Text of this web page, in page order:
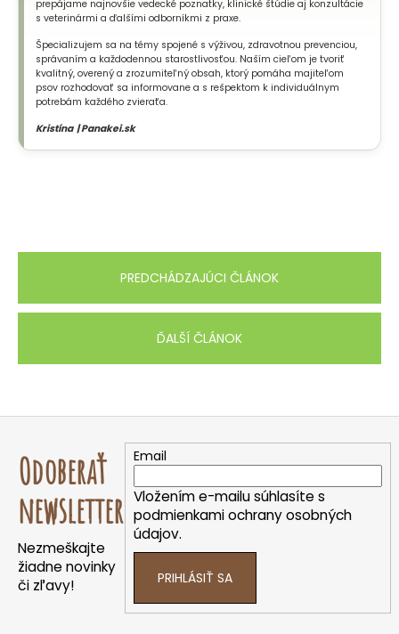
prepájame najnovšie vedecké poznatky, klinické štúdie aj konzultácie
s veterinármi a ďalšími odborníkmi z praxe.
Špecializujem sa na témy spojené s výživou, zdravotnou prevenciou,
správaním a každodennou starostlivosťou. Naším cieľom je tvoriť
kvalitný, overený a zrozumiteľný obsah, ktorý pomáha majiteľom
psov rozhodovať sa informovane a s rešpektom k individuálnym
potrebám každého zvieraťa.
Kristína | Panakei.sk
PREDCHÁDZAJÚCI ČLÁNOK
ĎALŠÍ ČLÁNOK
Z
Odoberať
newsletter
Nezmeškajte
žiadne novinky
či zľavy!
Email
Vložením e-mailu súhlasíte s
podmienkami ochrany osobných
údajov.
PRIHLÁSIŤ SA